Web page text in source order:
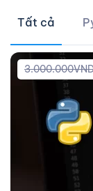
Tất cả
3.000.000